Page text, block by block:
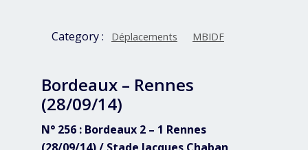
Category : Déplacements MBIDF
Bordeaux – Rennes
(28/09/14)
N° 256 : Bordeaux 2 – 1 Rennes